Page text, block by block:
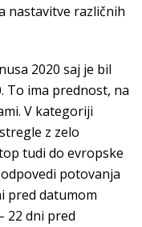
nastavitve različnih
2020 saj je bil
To ima prednost, na
V kategoriji
z zelo
tudi do evropske
potovanja
pred datumom
22 dni pred